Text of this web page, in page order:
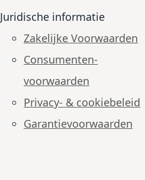
Juridische informatie
Zakelijke Voorwaarden
Consumenten­
voorwaarden
Privacy- & cookiebeleid
Garantie­voorwaarden